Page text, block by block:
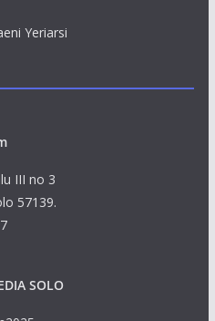
Yeriarsi
III no 3
57139.
SOLO